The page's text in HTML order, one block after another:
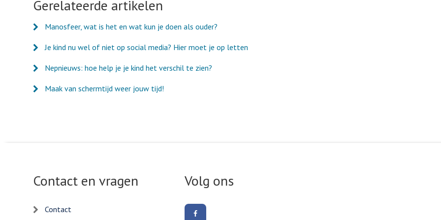
Gerelateerde artikelen
Manosfeer, wat is het en wat kun je doen als ouder?
Je kind nu wel of niet op social media? Hier moet je op letten
Nepnieuws: hoe help je je kind het verschil te zien?
Maak van schermtijd weer jouw tijd!
Contact en vragen
Contact
Volg ons